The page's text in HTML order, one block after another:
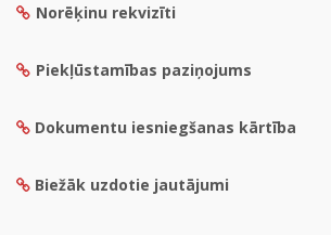
Norēķinu rekvizīti
Piekļūstamības paziņojums
Dokumentu iesniegšanas kārtība
Biežāk uzdotie jautājumi